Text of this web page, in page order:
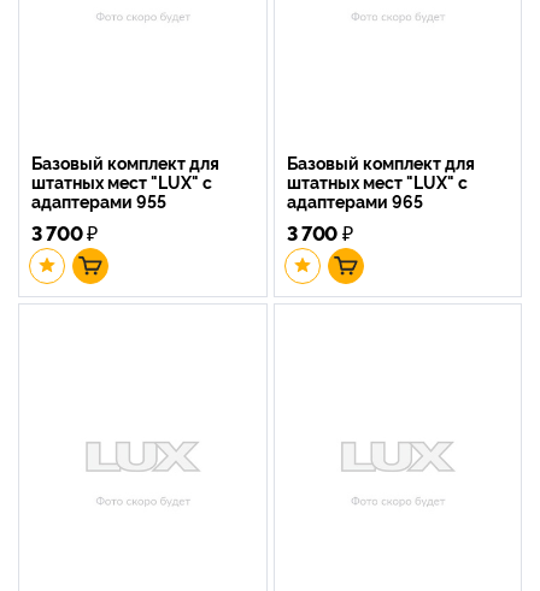
Базовый комплект для
штатных мест "LUX" с
адаптерами 955
3 700₽
Базовый комплект для
штатных мест "LUX" с
адаптерами 965
3 700₽